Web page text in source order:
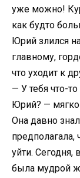
уже можно!
как будто
Юрий злился
главному,
что уходит к
— У тебя что-
Юрий? — мягко
Она давно
предполагала,
уйти. Сегодня,
была мудрой